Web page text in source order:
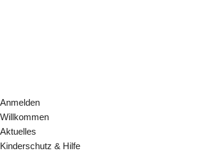
Anmelden
Willkommen
Aktuelles
Kinderschutz & Hilfe